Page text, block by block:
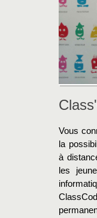
Vous
la
à
les